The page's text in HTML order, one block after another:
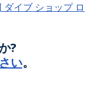
ダイブ ショップ ロ
?
い。